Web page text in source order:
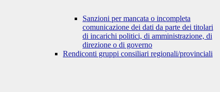
Sanzioni per mancata o incompleta
comunicazione dei dati da parte dei titolari
di incarichi politici, di amministrazione, di
direzione o di governo
Rendiconti gruppi consiliari regionali/provinciali